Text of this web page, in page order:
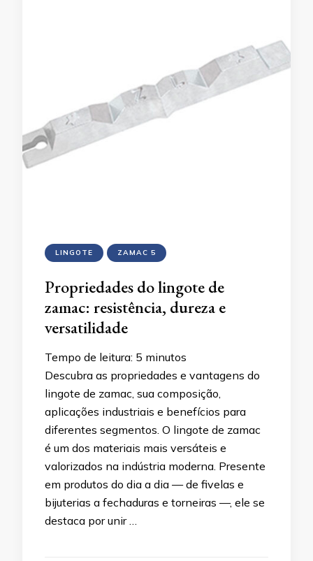
LINGOTE ZAMAC 5
Propriedades do lingote de
zamac: resistência, dureza e
versatilidade
Tempo de leitura: 5 minutos
Descubra as propriedades e vantagens do
lingote de zamac, sua composição,
aplicações industriais e benefícios para
diferentes segmentos. O lingote de zamac
é um dos materiais mais versáteis e
valorizados na indústria moderna. Presente
em produtos do dia a dia — de fivelas e
bijuterias a fechaduras e torneiras —, ele se
destaca por unir …